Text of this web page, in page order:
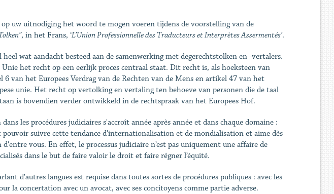
uw uitnodiging het woord te mogen voeren tijdens de voorstelling van de
, in het Frans, ‘L’Union Professionnelle des Traducteurs et Interprètes Assermentés’.
wat aandacht besteed aan de samenwerking met degerechtstolken en -vertalers.
het recht op een eerlijk proces centraal staat. Dit recht is, als hoeksteen van
6 van het Europees Verdrag van de Rechten van de Mens en artikel 47 van het
unie. Het recht op vertolking en vertaling ten behoeve van personen die de taal
is bovendien verder ontwikkeld in de rechtspraak van het Europees Hof.
les procédures judiciaires s'accroît année après année et dans chaque domaine :
suivre cette tendance d'internationalisation et de mondialisation et aime dès
vous. En effet, le processus judiciaire n’est pas uniquement une affaire de
dans le but de faire valoir le droit et faire régner l’équité.
d'autres langues est requise dans toutes sortes de procédures publiques : avec les
la concertation avec un avocat, avec ses concitoyens comme partie adverse.